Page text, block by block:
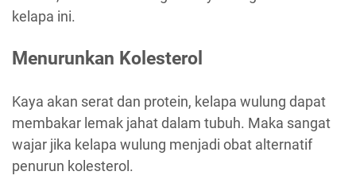
kelapa ini.
Menurunkan Kolesterol
Kaya akan serat dan protein, kelapa wulung dapat
membakar lemak jahat dalam tubuh. Maka sangat
wajar jika kelapa wulung menjadi obat alternatif
penurun kolesterol.